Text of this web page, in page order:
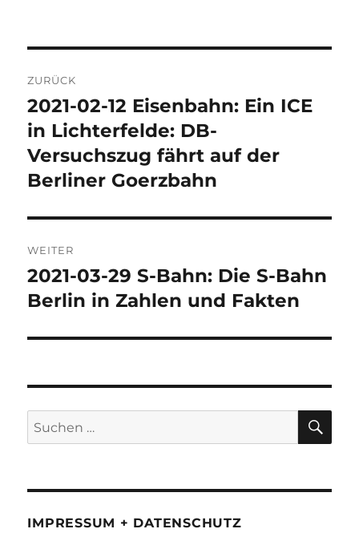
ZURÜCK
Vorheriger
Beitrag:
2021-02-12 Eisenbahn: Ein ICE
in Lichterfelde: DB-
Versuchszug fährt auf der
Berliner Goerzbahn
WEITER
Nächster
Beitrag:
2021-03-29 S-Bahn: Die S-Bahn
Berlin in Zahlen und Fakten
Suchen
nach:
IMPRESSUM + DATENSCHUTZ